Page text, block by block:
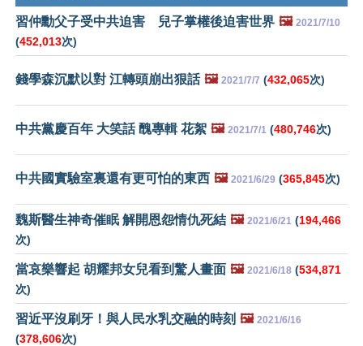
習仲勳父子受中共迫害 兒子掌權後迫害世界 🖼️ 2021/7/10
(452,013次)
錢學森沉默以對 江轉頭崩出狠話 🖼️ 2021/7/7 (432,065次)
中共黨慶百年 大笑話 醜專輯 花絮 🖼️ 2021/7/1 (480,746次)
中共國實驗室裏還有更可怕的東西 🖼️ 2021/6/29 (365,845次)
魏斯醫生神奇催眠 解開恩怨情仇死結 🖼️ 2021/6/21 (194,466
次)
當哀樂響起 胡耀邦女兒看到驚人畫面 🖼️ 2021/6/18 (534,871
次)
習近平沒刷牙！與人民水乳交融的時刻 🖼️ 2021/6/16
(378,606次)